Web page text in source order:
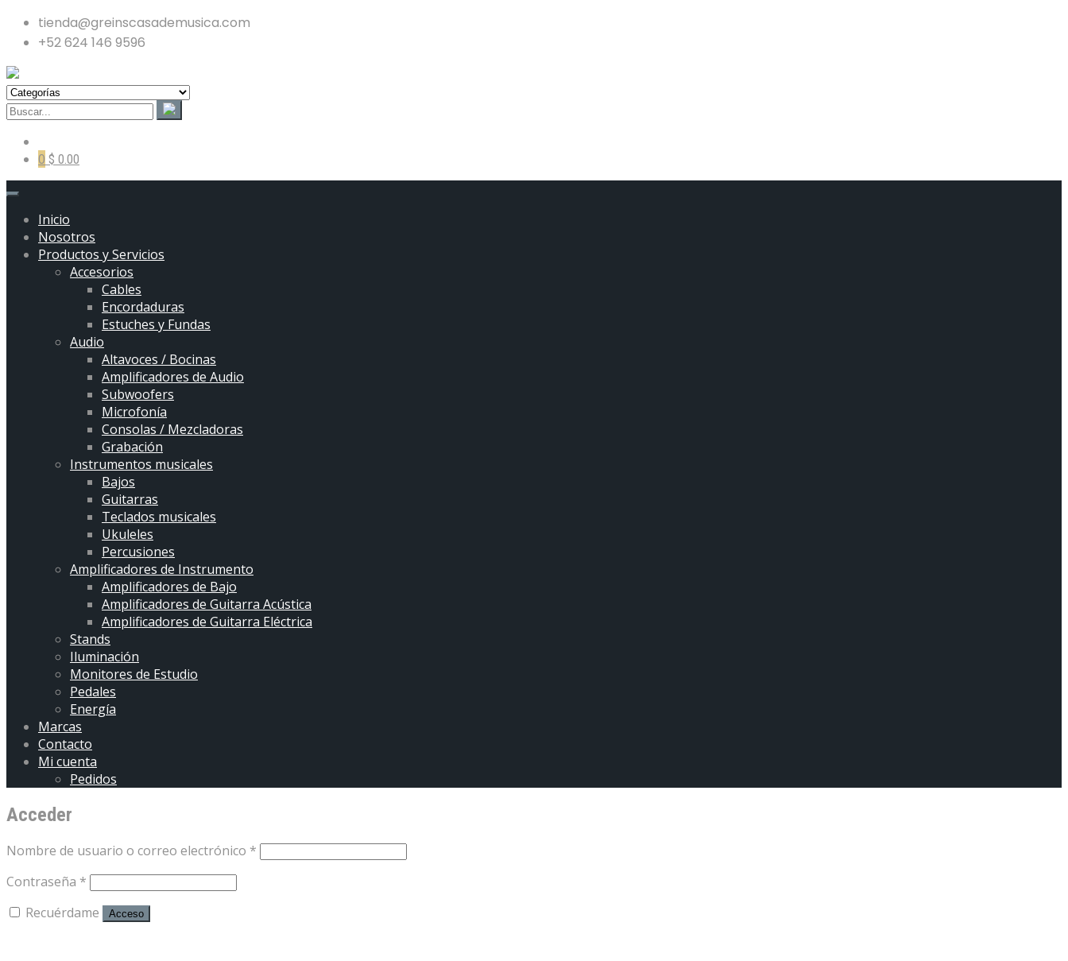
tienda@greinscasademusica.com
+52 624 146 9596
0 $ 0.00
Inicio
Nosotros
Productos y Servicios
Accesorios
Cables
Encordaduras
Estuches y Fundas
Audio
Altavoces / Bocinas
Amplificadores de Audio
Subwoofers
Microfonía
Consolas / Mezcladoras
Grabación
Instrumentos musicales
Bajos
Guitarras
Teclados musicales
Ukuleles
Percusiones
Amplificadores de Instrumento
Amplificadores de Bajo
Amplificadores de Guitarra Acústica
Amplificadores de Guitarra Eléctrica
Stands
Iluminación
Monitores de Estudio
Pedales
Energía
Marcas
Contacto
Mi cuenta
Pedidos
Acceder
Nombre de usuario o correo electrónico * Obligatorio
Contraseña * Obligatorio
Recuérdame
Acceso